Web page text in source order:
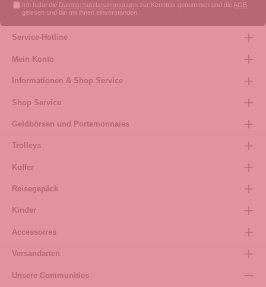
Ich habe die Datenschutzbestimmungen zur Kenntnis genommen und die AGB
gelesen und bin mit ihnen einverstanden.
Service-Hotline
Mein Konto
Informationen & Shop Service
Shop Service
Geldbörsen und Portemonnaies
Trolleys
Koffer
Reisegepäck
Kinder
Accessoires
Versandarten
Unsere Communities